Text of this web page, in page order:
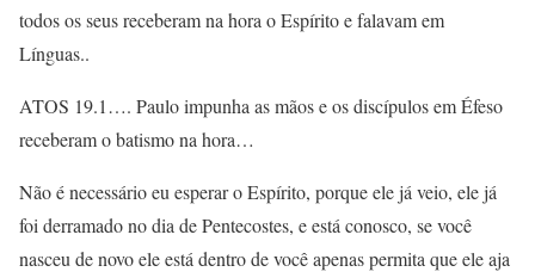
todos os seus receberam na hora o Espírito e falavam em
Línguas..
ATOS 19.1…. Paulo impunha as mãos e os discípulos em Éfeso
receberam o batismo na hora…
Não é necessário eu esperar o Espírito, porque ele já veio, ele já
foi derramado no dia de Pentecostes, e está conosco, se você
nasceu de novo ele está dentro de você apenas permita que ele aja